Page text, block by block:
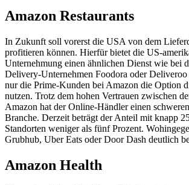
Amazon Restaurants
In Zukunft soll vorerst die USA von dem
profitieren können. Hierfür bietet die US-
Unternehmung einen ähnlichen Dienst wie bei
Delivery-Unternehmen Foodora oder Deliveroo
nur die Prime-Kunden bei Amazon die Option
nutzen. Trotz dem hohen Vertrauen zwischen
Amazon hat der Online-Händler einen
Branche. Derzeit beträgt der Anteil mit knapp
Standorten weniger als fünf Prozent.
Grubhub, Uber Eats oder Door Dash deutlich
Amazon Health